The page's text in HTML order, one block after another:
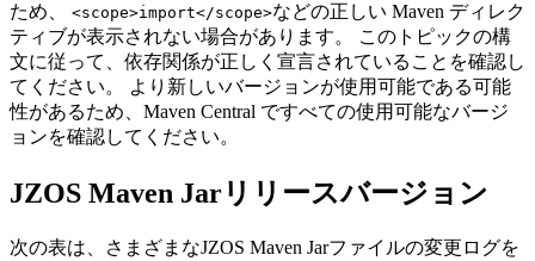
ため、 <scope>import</scope>などの正しい Maven ディレク
ティブが表示されない場合があります。 このトピックの構
文に従って、依存関係が正しく宣言されていることを確認し
てください。 より新しいバージョンが使用可能である可能
性があるため、Maven Central ですべての使用可能なバージ
ョンを確認してください。
JZOS Maven Jarリリースバージョン
次の表は、さまざまなJZOS Maven Jarファイルの変更ログを